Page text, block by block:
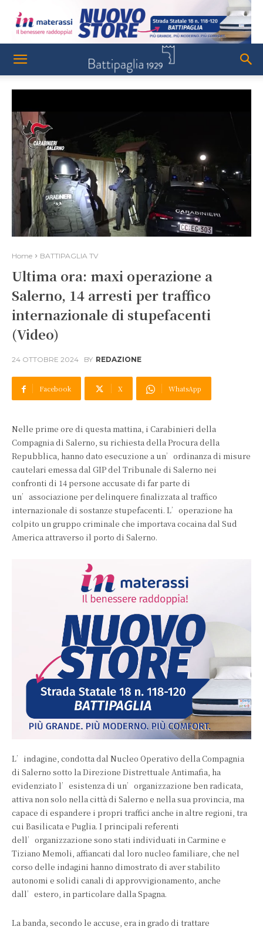
Home BATTIPAGLIA TV
Ultima ora: maxi operazione a
Salerno, 14 arresti per traffico
internazionale di stupefacenti
(Video)
24 OTTOBRE 2024 BY REDAZIONE
Facebook X WhatsApp
Nelle prime ore di questa mattina, i Carabinieri della
Compagnia di Salerno, su richiesta della Procura della
Repubblica, hanno dato esecuzione a un’ordinanza di misure
cautelari emessa dal GIP del Tribunale di Salerno nei
confronti di 14 persone accusate di far parte di
un’associazione per delinquere finalizzata al traffico
internazionale di sostanze stupefacenti. L’operazione ha
colpito un gruppo criminale che importava cocaina dal Sud
America attraverso il porto di Salerno.
L’indagine, condotta dal Nucleo Operativo della Compagnia
di Salerno sotto la Direzione Distrettuale Antimafia, ha
evidenziato l’esistenza di un’organizzazione ben radicata,
attiva non solo nella città di Salerno e nella sua provincia, ma
capace di espandere i propri traffici anche in altre regioni, tra
cui Basilicata e Puglia. I principali referenti
dell’organizzazione sono stati individuati in Carmine e
Tiziano Memoli, affiancati dal loro nucleo familiare, che nel
corso delle indagini hanno dimostrato di aver stabilito
autonomi e solidi canali di approvvigionamento, anche
dall’estero, in particolare dalla Spagna.
La banda, secondo le accuse, era in grado di trattare